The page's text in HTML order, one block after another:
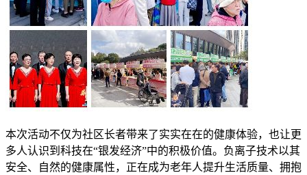
本次活动不仅为社区长者带来了实实在在的健康体验，也让更
多人认识到科技在“银发经济”中的积极价值。负离子技术以其
安全、自然的健康属性，正在成为老年人提升生活质量、拥抱